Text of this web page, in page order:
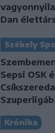
Dan
Székely
Sepsi OSK
Krónika